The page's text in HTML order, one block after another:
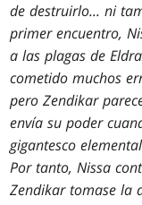
de destruirlo... ni
primer encuentro,
a las plagas de
cometido muchos
pero Zendikar
envía su poder
gigantesco
Por tanto, Nissa
Zendikar tomase la